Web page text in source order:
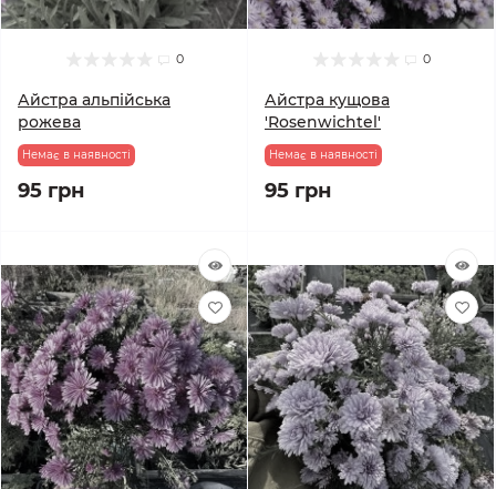
0
Айстра альпійська
рожева
Немає в наявності
95 грн
0
Айстра кущова
'Rosenwichtel'
Немає в наявності
95 грн